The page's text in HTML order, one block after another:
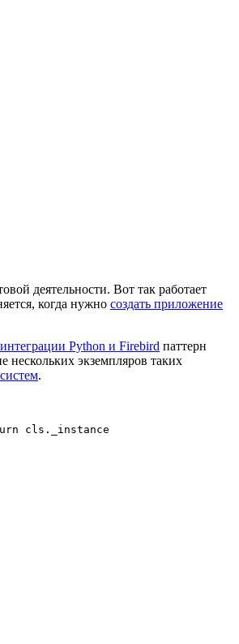
деятельности. Вот так работает
когда нужно создать приложение
интеграции Python и Firebird паттерн
нескольких экземпляров таких
.
cls._instance